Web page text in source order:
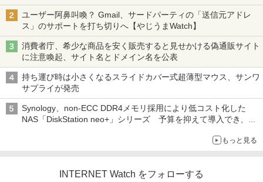
も、持ち替えずに書き込める
ユーザー阿鼻叫喚？ Gmail、サードパーティの「送信元アドレ
ス」のサポートを打ち切りへ【やじうまWatch】
消費者庁、希少な商品を安く販売すると見せかける偽通販サイト
に注意喚起、サイト名とドメイン名を公表
持ち運び時は小さくなるスライドカバー式超薄型マウス、サンワ
サプライが発売
Synology、non-ECC DDR4メモリ採用により低コスト化した
NAS「DiskStation neo+」シリーズ 予算を抑えて導入でき、
もっと見る
INTERNET Watch をフォローする